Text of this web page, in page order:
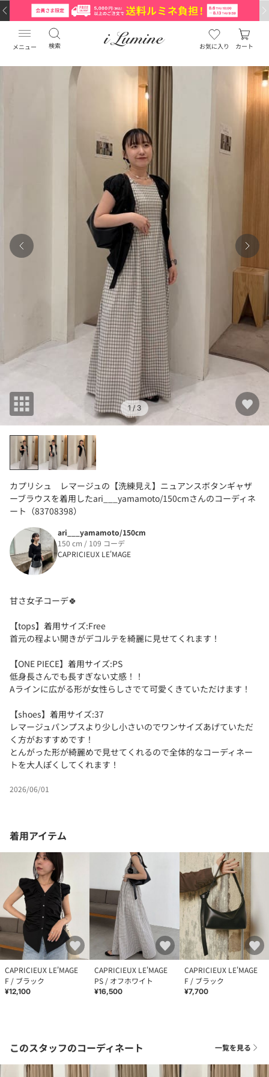
メニュー 検索 お気に入り カート
1 / 3
カプリシュ レマージュの【洗練見え】ニュアンスボタンギャザ
ーブラウスを着用したari___yamamoto/150cmさんのコーディネ
ート（83708398）
ari___yamamoto/150cm
150 cm / 109 コーデ
CAPRICIEUX LE'MAGE
甘さ女子コーデ🍀
【tops】着用サイズ:Free
首元の程よい開きがデコルテを綺麗に見せてくれます！
【ONE PIECE】着用サイズ:PS
低身長さんでも長すぎない丈感！！
Aラインに広がる形が女性らしさでて可愛くきていただけます！
【shoes】着用サイズ:37
レマージュパンプスより少し小さいのでワンサイズあげていただ
く方がおすすめです！
とんがった形が綺麗めで見せてくれるので全体的なコーディネー
トを大人ぽくしてくれます！
2026/06/01
着用アイテム
CAPRICIEUX LE'MAGE
F / ブラック
¥12,100
CAPRICIEUX LE'MAGE
PS / オフホワイト
¥16,500
CAPRICIEUX LE'MAGE
F / ブラック
¥7,700
このスタッフのコーディネート 一覧を見る